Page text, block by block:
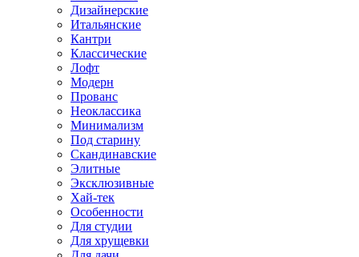
Дизайнерские
Итальянские
Кантри
Классические
Лофт
Модерн
Прованс
Неоклассика
Минимализм
Под старину
Скандинавские
Элитные
Эксклюзивные
Хай-тек
Особенности
Для студии
Для хрущевки